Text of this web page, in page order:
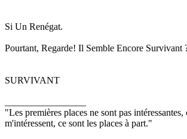
Si Un Renégat.
Pourtant, Regarde! Il Semble Encore Survivant
SURVIVANT
"Les premières places ne sont pas intéressantes,
m'intéressent, ce sont les places à part."